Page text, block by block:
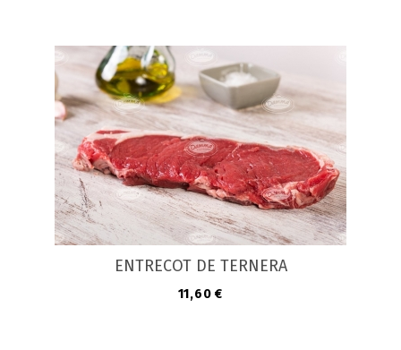
ENTRECOT DE TERNERA
Precio
11,60 €